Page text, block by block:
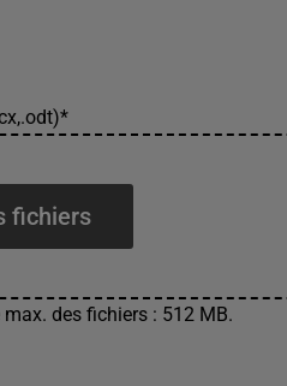
*
fichiers
des fichiers : 512 MB.